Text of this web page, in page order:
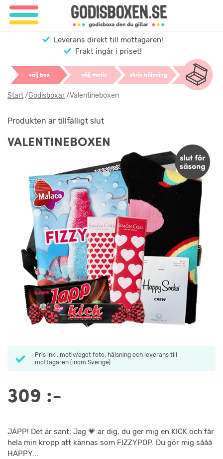
Leverans direkt till mottagaren!
Frakt ingår i priset!
välj box välj motiv skriv hälsning
Start/Godisboxar/Valentineboxen
VALENTINEBOXEN
JAPP! Det är sant; Jag 💗:ar dig, du ger mig en KICK och får
hela min kropp att kännas som FIZZYPOP. Du gör mig sååå
HAPPY...
Pris inkl. motiv/eget foto, hälsning och leverans till
mottagaren (inom Sverige)
309 :-
Produkten är tillfälligt slut